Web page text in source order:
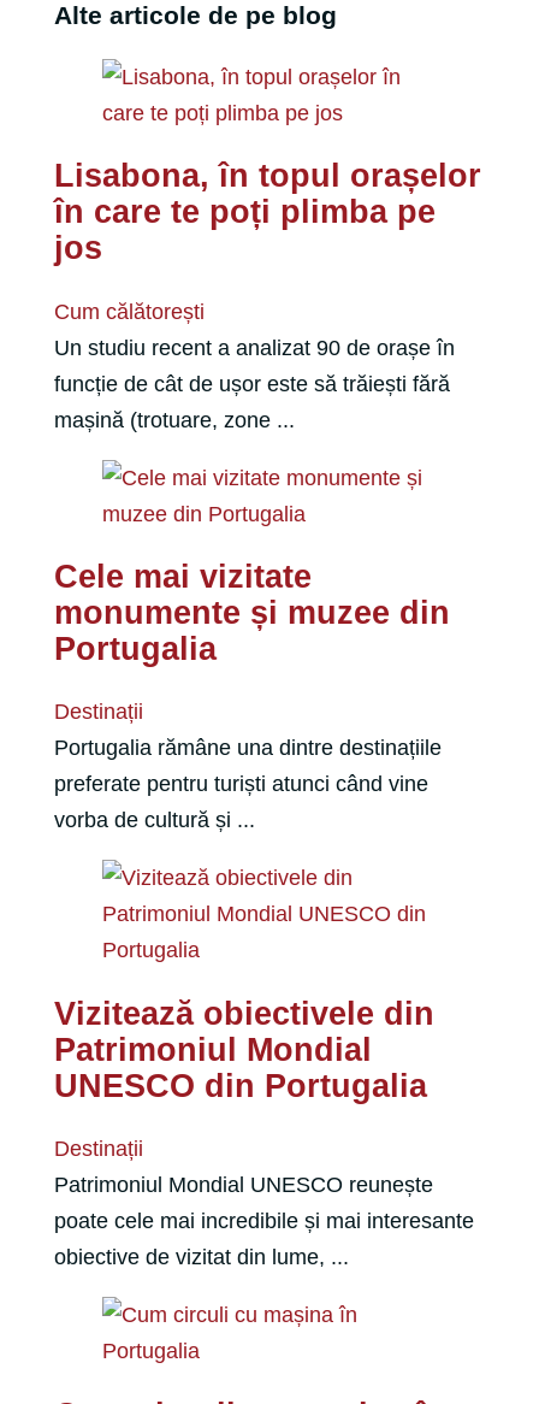
Alte articole de pe blog
Lisabona, în topul orașelor
în care te poți plimba pe
jos
Cum călătorești
Un studiu recent a analizat 90 de orașe în
funcție de cât de ușor este să trăiești fără
mașină (trotuare, zone ...
Cele mai vizitate
monumente și muzee din
Portugalia
Destinații
Portugalia rămâne una dintre destinațiile
preferate pentru turiști atunci când vine
vorba de cultură și ...
Vizitează obiectivele din
Patrimoniul Mondial
UNESCO din Portugalia
Destinații
Patrimoniul Mondial UNESCO reunește
poate cele mai incredibile și mai interesante
obiective de vizitat din lume, ...